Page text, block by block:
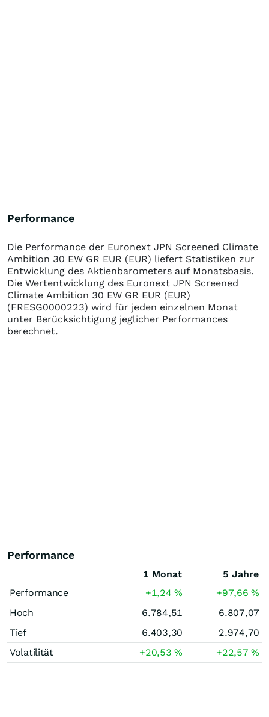
Performance
Die Performance der Euronext JPN Screened Climate
Ambition 30 EW GR EUR (EUR) liefert Statistiken zur
Entwicklung des Aktienbarometers auf Monatsbasis.
Die Wertentwicklung des Euronext JPN Screened
Climate Ambition 30 EW GR EUR (EUR)
(FRESG0000223) wird für jeden einzelnen Monat
unter Berücksichtigung jeglicher Performances
berechnet.
Performance
1 Monat
5 Jahre
Performance
+1,24% +97,66%
Hoch
6.784,51
6.807,07
Tief
6.403,30
2.974,70
Volatilität
+20,53% +22,57%